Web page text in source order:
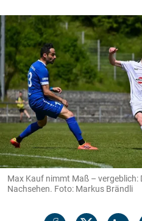
Max Kauf nimmt Maß –
Nachsehen. Foto: Markus Brändli